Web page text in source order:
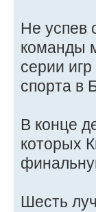
Не успев
команды
серии
спорта в
В конце
которых
Шесть